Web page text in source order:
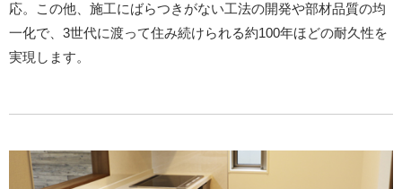
応。この他、施工にばらつきがない工法の開発や部材品質の均
一化で、3世代に渡って住み続けられる約100年ほどの耐久性を
実現します。